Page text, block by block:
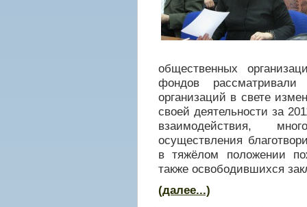
общественных
фондов
организаций в свете
своей деятельности за
взаимодействия,
осуществления
в тяжёлом положении
также освободившихся
(далее...)